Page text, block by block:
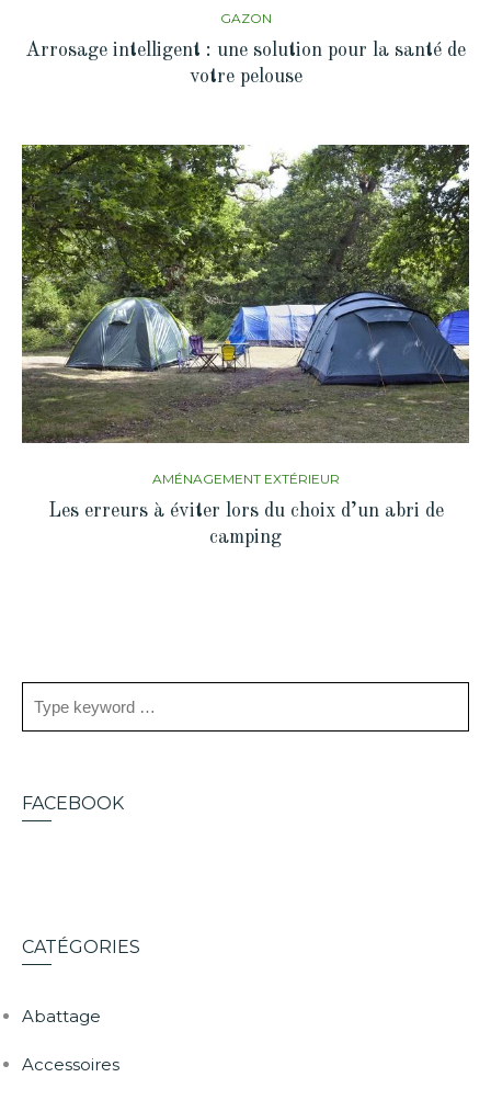
GAZON
Arrosage intelligent : une solution pour la santé de
votre pelouse
AMÉNAGEMENT EXTÉRIEUR
Les erreurs à éviter lors du choix d’un abri de
camping
FACEBOOK
CATÉGORIES
Abattage
Accessoires